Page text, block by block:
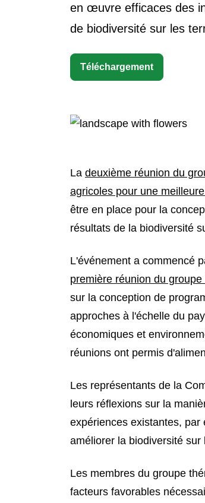
en œuvre efficaces des
de biodiversité sur les
Téléchargement
La deuxième réunion du
agricoles pour une
être en place pour la
résultats de la biodiversité
L'événement a commencé
première réunion du
sur la conception de
approches à l'échelle du
économiques et
réunions ont permis
Les représentants de la
leurs réflexions sur la
expériences existantes,
améliorer la biodiversité sur
Les membres du groupe
facteurs favorables